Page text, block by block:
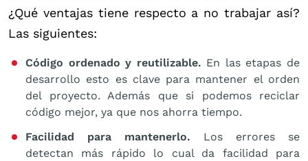
¿Qué ventajas tiene respecto a no trabajar así?
Las siguientes:
Código ordenado y reutilizable. En las etapas de
desarrollo esto es clave para mantener el orden
del proyecto. Además que si podemos reciclar
código mejor, ya que nos ahorra tiempo.
Facilidad para mantenerlo. Los errores se
detectan más rápido lo cual da facilidad para